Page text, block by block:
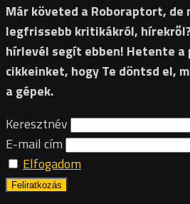
Már követed a Roboraptort, de
legfrissebb kritikákról,
hírlevél segít ebben! Hetente
cikkeinket, hogy Te döntsd el,
a gépek.
Keresztnév
E-mail cím
Elfogadom